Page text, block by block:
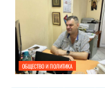
ОБЩЕСТВО И ПОЛИТИКА